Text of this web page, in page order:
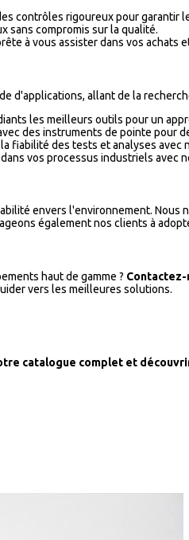
contrôles rigoureux pour garantir
sans compromis sur la qualité.
à vous assister dans vos
d'applications, allant de la
les meilleurs outils pour un
des instruments de pointe pour
fiabilité des tests et analyses avec
vos processus industriels avec
envers l'environnement. Nous
également nos clients à
haut de gamme ? Contactez-
vers les meilleures solutions.
catalogue complet et